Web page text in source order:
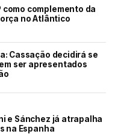
como complemento da
no Atlântico
Cassação decidirá se
ser apresentados
e Sánchez já atrapalha
na Espanha